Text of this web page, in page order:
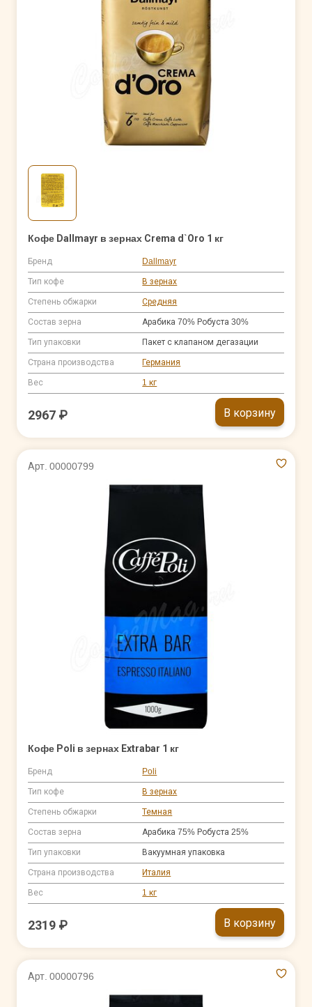
Кофе Dallmayr в зернах Crema d`Oro 1 кг
Бренд Dallmayr
Тип кофе В зернах
Степень обжарки Средняя
Состав зерна Арабика 70% Робуста 30%
Тип упаковки Пакет с клапаном дегазации
Страна производства Германия
Вес 1 кг
2967 ₽ В корзину
Арт. 00000799
Кофе Poli в зернах Extrabar 1 кг
Бренд Poli
Тип кофе В зернах
Степень обжарки Темная
Состав зерна Арабика 75% Робуста 25%
Тип упаковки Вакуумная упаковка
Страна производства Италия
Вес 1 кг
2319 ₽ В корзину
Арт. 00000796